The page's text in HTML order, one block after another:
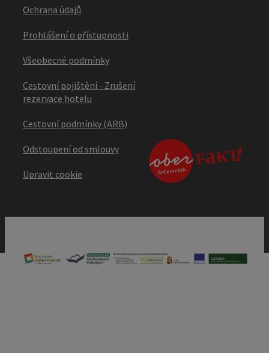
Ochrana údajů
Prohlášení o přístupnosti
Všeobecné podmínky
Cestovní pojištění - Zrušení
rezervace hotelu
Cestovní podmínky (ARB)
Odstoupení od smlouvy
Upravit cookie